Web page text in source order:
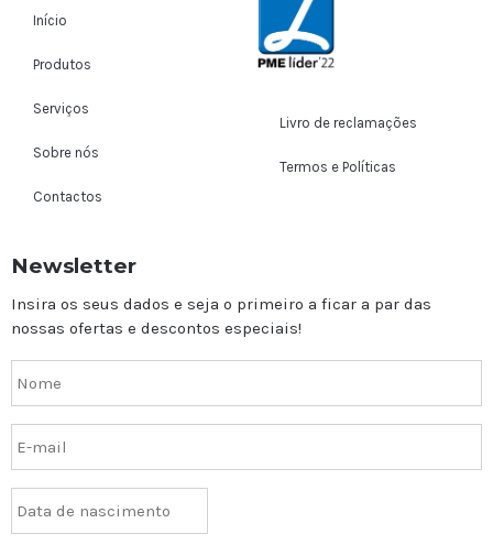
Início
Produtos
Serviços
Sobre nós
Contactos
Livro de reclamações
Termos e Políticas
Newsletter
Insira os seus dados e seja o primeiro a ficar a par das
nossas ofertas e descontos especiais!